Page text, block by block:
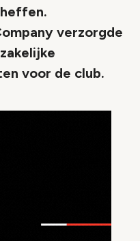
verzorgde
voor de club.